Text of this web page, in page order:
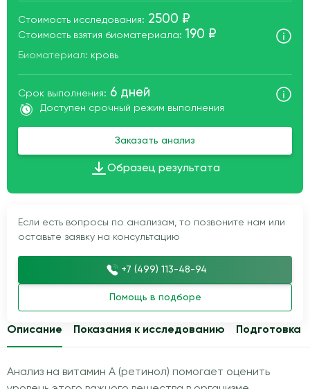
Описание Показания к исследованию Подготовка
Анализ на витамин А (ретинол) помогает оценить
Стоимость исследования: 2500 ₽
Стоимость взятия биоматериала: 190 ₽
Биоматериал: кровь
Срок выполнения: 6 дней
Доступен срочный режим выполнения
Заказать анализ
Образец результата
Если есть вопросы по анализам, то позвоните нам или
оставьте заявку на консультацию
+7 (499) 113-48-94
Помощь в подборе